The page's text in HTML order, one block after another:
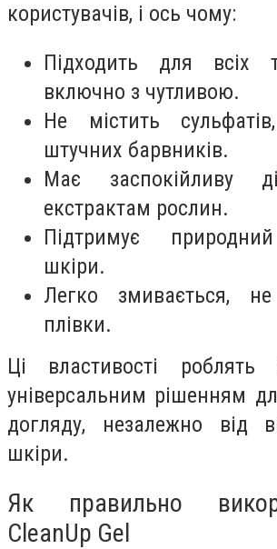
користувачів, і ось чому:
Підходить для всіх
включно з чутливою.
Не містить
штучних барвників.
Має заспокійливу
екстрактам рослин.
Підтримує
шкіри.
Легко змивається,
плівки.
Ці властивості роблять
універсальним рішенням
догляду, незалежно від
шкіри.
Як правильно
CleanUp Gel